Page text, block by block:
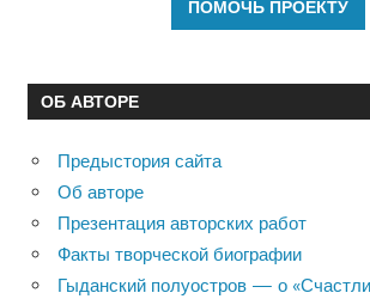
ОБ АВТОРЕ
Предыстория сайта
Об авторе
Презентация авторских работ
Факты творческой биографии
Гыданский полуостров — о